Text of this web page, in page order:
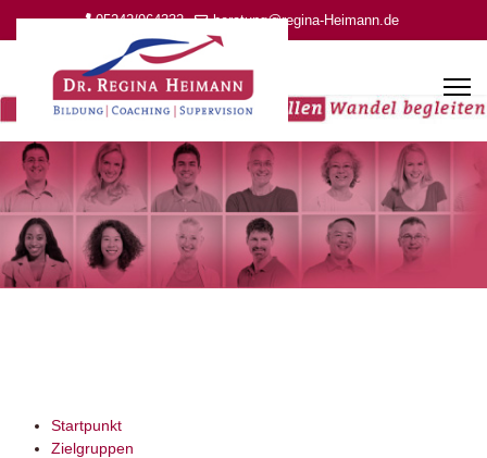
05242/964332 beratung@regina-Heimann.de
Startpunkt
Zielgruppen